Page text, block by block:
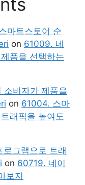
마트스토어 순
on 61009. 네
품을 선택하는
비자가 제품을
on 61004. 스마
래픽을 높여도
그램으로 트래
on 60719. 네이
보자